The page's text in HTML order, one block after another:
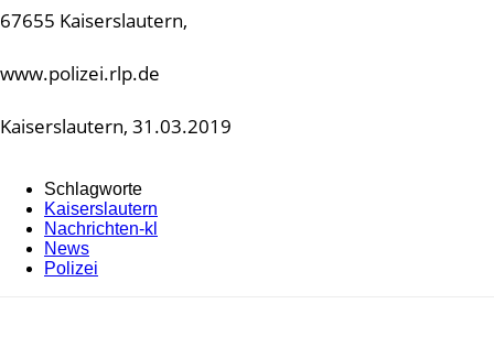
67655 Kaiserslautern,
www.polizei.rlp.de
Kaiserslautern, 31.03.2019
Schlagworte
Kaiserslautern
Nachrichten-kl
News
Polizei